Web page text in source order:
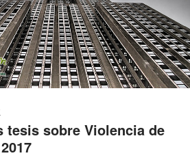
tesis sobre Violencia de